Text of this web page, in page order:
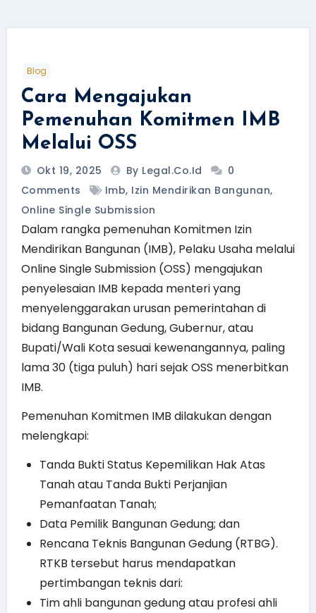
Blog
Cara Mengajukan
Pemenuhan Komitmen IMB
Melalui OSS
Okt 19, 2025 By Legal.Co.id
0
Comments
Imb, Izin Mendirikan Bangunan,
Online Single Submission
Dalam rangka pemenuhan Komitmen Izin
Mendirikan Bangunan (IMB), Pelaku Usaha melalui
Online Single Submission (OSS) mengajukan
penyelesaian IMB kepada menteri yang
menyelenggarakan urusan pemerintahan di
bidang Bangunan Gedung, Gubernur, atau
Bupati/Wali Kota sesuai kewenangannya, paling
lama 30 (tiga puluh) hari sejak OSS menerbitkan
IMB.
Pemenuhan Komitmen IMB dilakukan dengan
melengkapi:
Tanda Bukti Status Kepemilikan Hak Atas
Tanah atau Tanda Bukti Perjanjian
Pemanfaatan Tanah;
Data Pemilik Bangunan Gedung; dan
Rencana Teknis Bangunan Gedung (RTBG).
RTKB tersebut harus mendapatkan
pertimbangan teknis dari:
Tim ahli bangunan gedung atau profesi ahli